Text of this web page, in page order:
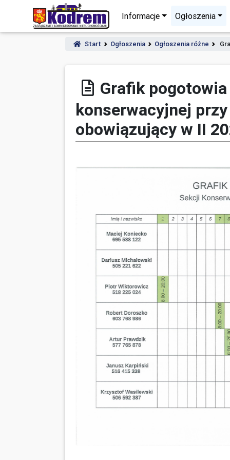
Informacje Ogłoszenia
Start Ogłoszenia Ogłoszenia różne
Grafik
konserwacyjnej przy
obowiązujący w II